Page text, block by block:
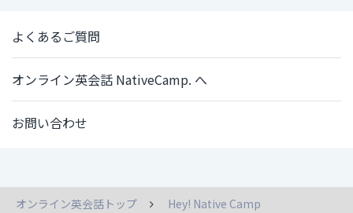
よくあるご質問
オンライン英会話 NativeCamp. へ
お問い合わせ
オンライン英会話トップ
Hey! Native Camp